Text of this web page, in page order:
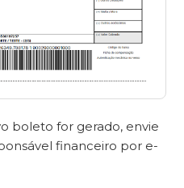
boleto for gerado, envie
financeiro por e-